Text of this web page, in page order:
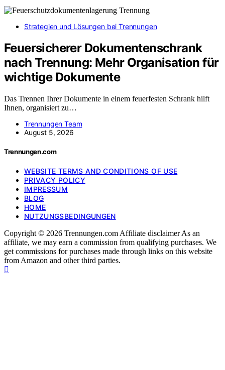
Strategien und Lösungen bei Trennungen
Feuersicherer Dokumentenschrank
nach Trennung: Mehr Organisation für
wichtige Dokumente
Das Trennen Ihrer Dokumente in einem feuerfesten Schrank hilft
Ihnen, organisiert zu…
Trennungen Team
August 5, 2026
Trennungen.com
WEBSITE TERMS AND CONDITIONS OF USE
PRIVACY POLICY
IMPRESSUM
BLOG
HOME
NUTZUNGSBEDINGUNGEN
Copyright © 2026 Trennungen.com Affiliate disclaimer As an
affiliate, we may earn a commission from qualifying purchases. We
get commissions for purchases made through links on this website
from Amazon and other third parties.